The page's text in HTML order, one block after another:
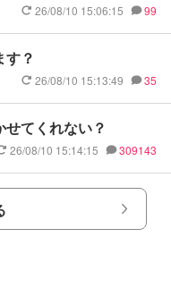
26/08/10 15:06:15 99
す？
26/08/10 15:13:49 35
てくれない？
26/08/10 15:14:15 309143